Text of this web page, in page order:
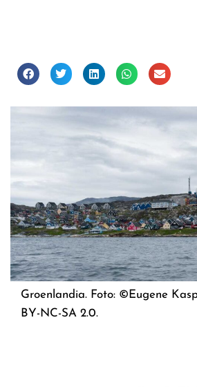
Groenlandia. Foto: ©Eugene
BY-NC-SA 2.0.